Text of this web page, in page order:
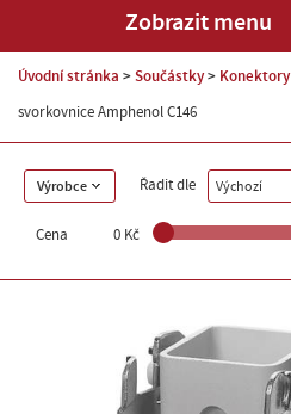
Zobrazit menu
Úvodní stránka Součástky Konektory
svorkovnice Amphenol C146
Výrobce Řadit dle Výchozí
Cena 0 Kč